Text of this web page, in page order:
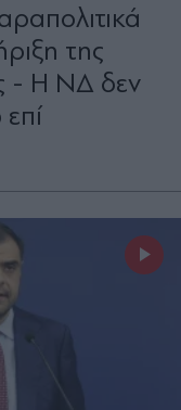
της
- Η ΝΔ δεν